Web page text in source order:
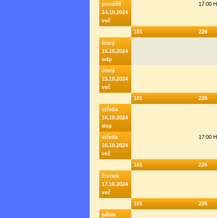
pondělí
14.10.2024
več
17:00
101
226
úterý
15.10.2024
odp
úterý
15.10.2024
več
101
226
středa
16.10.2024
dop
středa
16.10.2024
več
17:00
101
226
čtvrtek
17.10.2024
več
101
226
pátek